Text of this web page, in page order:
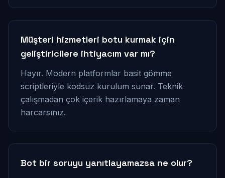
Müşteri hizmetleri botu kurmak için
geliştiricilere ihtiyacım var mı?
Hayır. Modern platformlar basit gömme
scriptleriyle kodsuz kurulum sunar. Teknik
çalışmadan çok içerik hazırlamaya zaman
harcarsınız.
Bot bir soruyu yanıtlayamazsa ne olur?